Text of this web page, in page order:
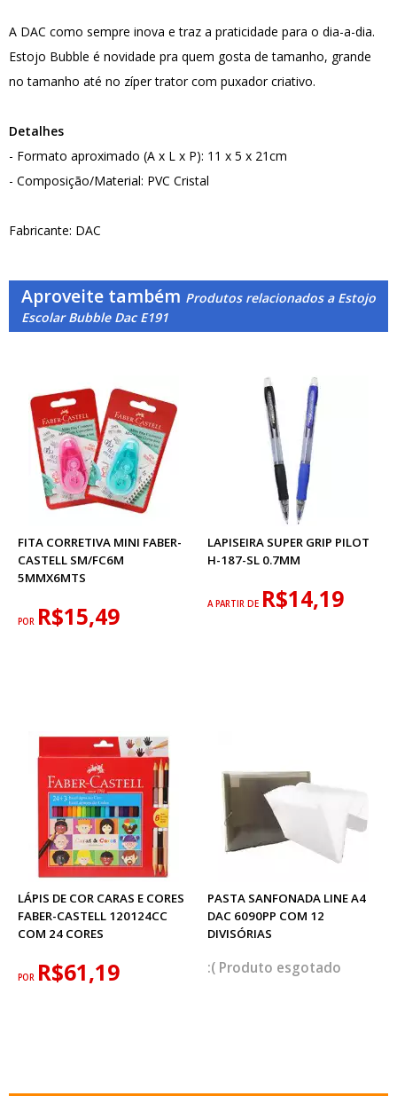
A DAC como sempre inova e traz a praticidade para o dia-a-dia.
Estojo Bubble é novidade pra quem gosta de tamanho, grande
no tamanho até no zíper trator com puxador criativo.
Detalhes
- Formato aproximado (A x L x P): 11 x 5 x 21cm
- Composição/Material: PVC Cristal
Fabricante: DAC
Aproveite também Produtos relacionados a Estojo
Escolar Bubble Dac E191
FITA CORRETIVA MINI FABER-
CASTELL SM/FC6M
5MMX6MTS
POR R$15,49
LAPISEIRA SUPER GRIP PILOT
H-187-SL 0.7MM
A PARTIR DE R$14,19
LÁPIS DE COR CARAS E CORES
FABER-CASTELL 120124CC
COM 24 CORES
POR R$61,19
PASTA SANFONADA LINE A4
DAC 6090PP COM 12
DIVISÓRIAS
esgotado